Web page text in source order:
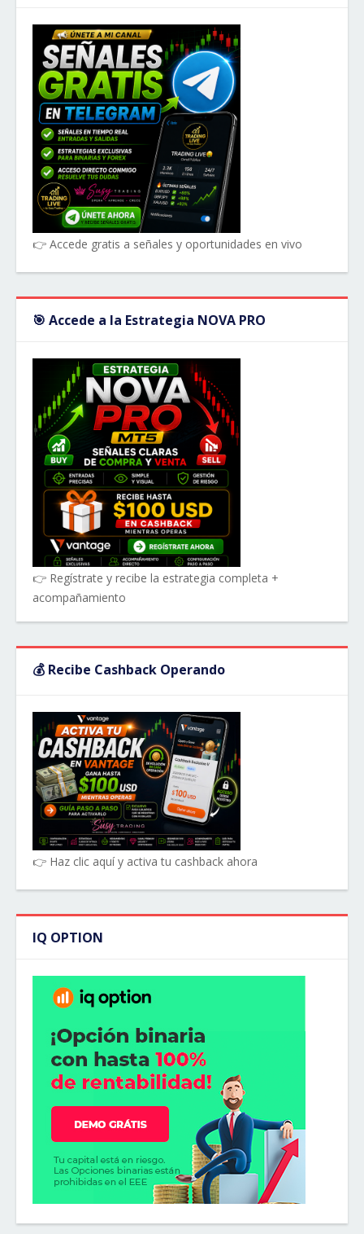
👉 Accede gratis a señales y oportunidades en vivo
🎯 Accede a la Estrategia NOVA PRO
👉 Regístrate y recibe la estrategia completa +
acompañamiento
💰 Recibe Cashback Operando
👉 Haz clic aquí y activa tu cashback ahora
IQ OPTION